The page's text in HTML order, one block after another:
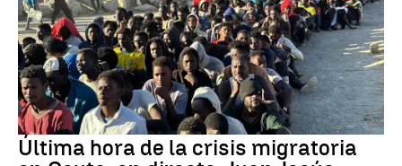
Última hora de la crisis migratoria